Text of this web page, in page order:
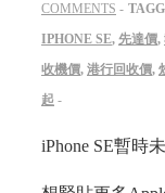
COMMENTS
IPHONE SE, 先達價,
收機價, 港行回收價,
起
iPhone SE暫時